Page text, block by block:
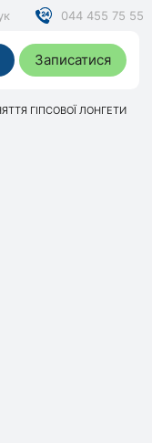
044 455 75 55
Записатися
ГІПСОВОЇ ЛОНГЕТИ